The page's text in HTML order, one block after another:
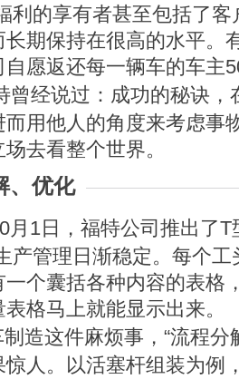
利的享有者甚至包括了
长期保持在很高的水平。
自愿返还每一辆车的车主
曾经说过：成功的秘诀
而用他人的角度来考虑事
去看整个世界。
、优化
月1日，福特公司推出了T
产管理日渐稳定。每个
个囊括各种内容的表格
格马上就能显示出来。
造这件麻烦事，“流程分
惊人。以活塞杆组装为例